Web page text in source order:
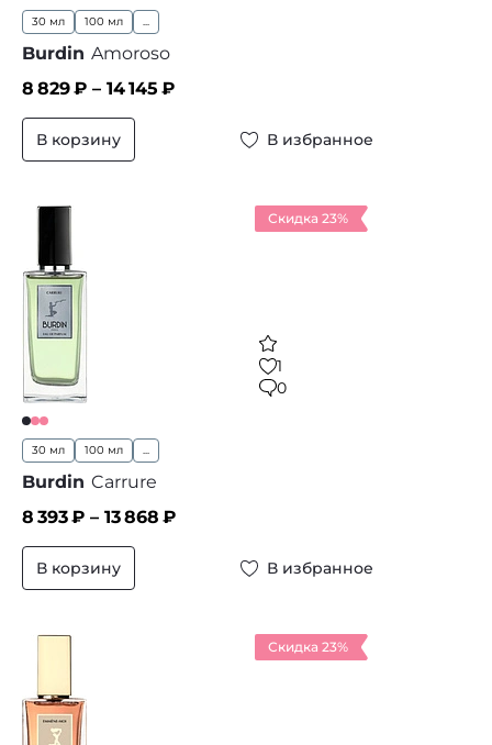
30 мл 100 мл ...
Burdin Amoroso
8 829₽ – 14 145 ₽
В корзину В избранное
Скидка 23%
1
0
30 мл 100 мл ...
Burdin Carrure
8 393₽ – 13 868 ₽
В корзину В избранное
Скидка 23%